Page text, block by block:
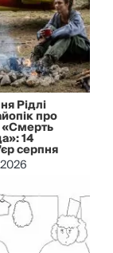
Рідлі
про
«Смерть
14
серпня